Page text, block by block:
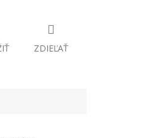
ZDIEĽAŤ